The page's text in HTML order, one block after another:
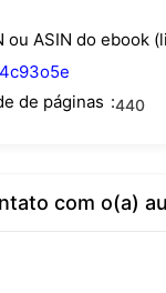
ou ASIN do ebook
de páginas
440
com o(a)